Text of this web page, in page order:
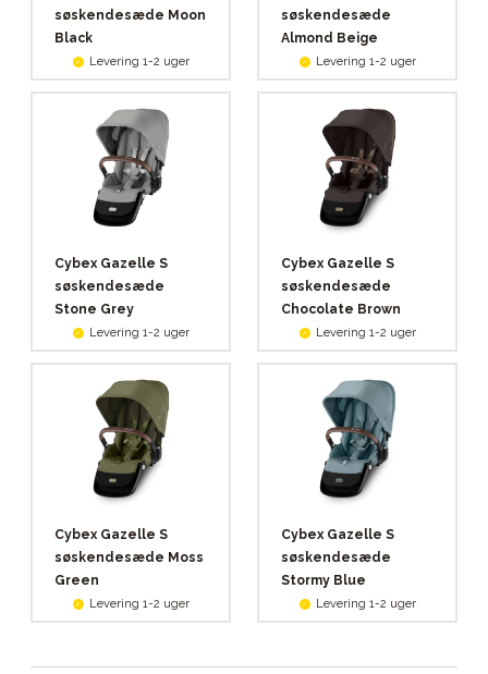
søskendesæde Moon
Black
Levering 1-2 uger
søskendesæde
Almond Beige
Levering 1-2 uger
Cybex Gazelle S
søskendesæde
Stone Grey
Levering 1-2 uger
Cybex Gazelle S
søskendesæde
Chocolate Brown
Levering 1-2 uger
Cybex Gazelle S
søskendesæde Moss
Green
Levering 1-2 uger
Cybex Gazelle S
søskendesæde
Stormy Blue
Levering 1-2 uger